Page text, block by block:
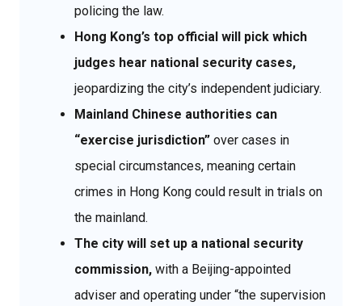
policing the law.
Hong Kong’s top official will pick which
judges hear national security cases,
jeopardizing the city’s independent judiciary.
Mainland Chinese authorities can
“exercise jurisdiction” over cases in
special circumstances, meaning certain
crimes in Hong Kong could result in trials on
the mainland.
The city will set up a national security
commission, with a Beijing-appointed
adviser and operating under “the supervision